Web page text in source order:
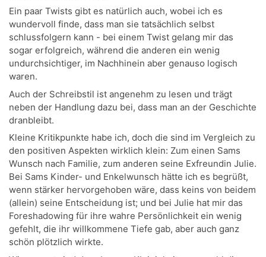
Ein paar Twists gibt es natürlich auch, wobei ich es
wundervoll finde, dass man sie tatsächlich selbst
schlussfolgern kann - bei einem Twist gelang mir das
sogar erfolgreich, während die anderen ein wenig
undurchsichtiger, im Nachhinein aber genauso logisch
waren.
Auch der Schreibstil ist angenehm zu lesen und trägt
neben der Handlung dazu bei, dass man an der Geschichte
dranbleibt.
Kleine Kritikpunkte habe ich, doch die sind im Vergleich zu
den positiven Aspekten wirklich klein: Zum einen Sams
Wunsch nach Familie, zum anderen seine Exfreundin Julie.
Bei Sams Kinder- und Enkelwunsch hätte ich es begrüßt,
wenn stärker hervorgehoben wäre, dass keins von beidem
(allein) seine Entscheidung ist; und bei Julie hat mir das
Foreshadowing für ihre wahre Persönlichkeit ein wenig
gefehlt, die ihr willkommene Tiefe gab, aber auch ganz
schön plötzlich wirkte.